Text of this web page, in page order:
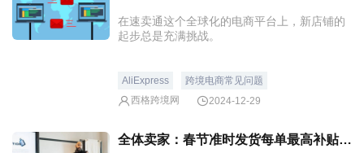
在速卖通这个全球化的电商平台上，新店铺的
起步总是充满挑战。
AliExpress
跨境电商常见问题
西格跨境网
2024-12-29
全体卖家：春节准时发货每单最高补贴2元！